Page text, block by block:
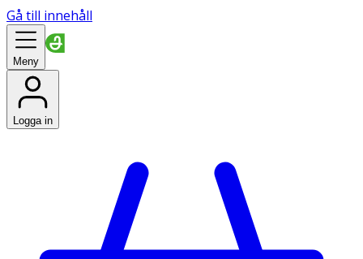
Gå till innehåll
Meny
Logga in